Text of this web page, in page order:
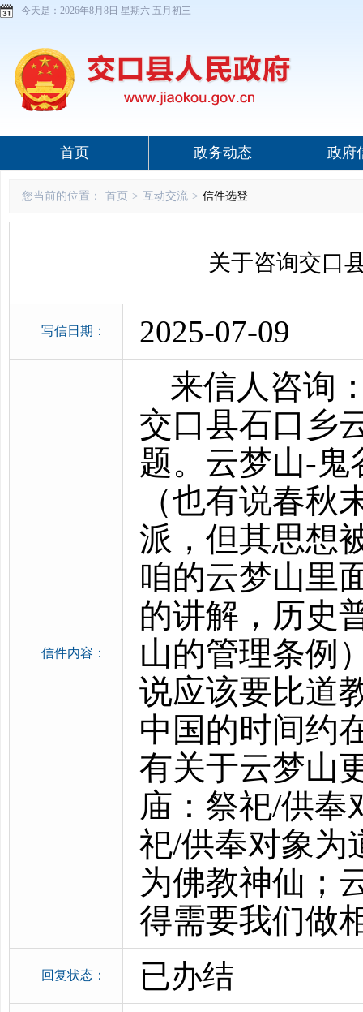
今天是： 2026年8月8日 星期六 五月初三
首页 政务动态 政府
您当前的位置： 首页 > 互动交流 > 信件选登
关于咨询交口
写信日期： 2025-07-09
信件内容：
来信人咨询
交口县石口乡
题。云梦山-鬼
（也有说春秋
派，但其思想
咱的云梦山里
的讲解，历史
山的管理条例
说应该要比道
中国的时间约
有关于云梦山
庙：祭祀/供奉
祀/供奉对象为
为佛教神仙；
得需要我们做
回复状态： 已办结